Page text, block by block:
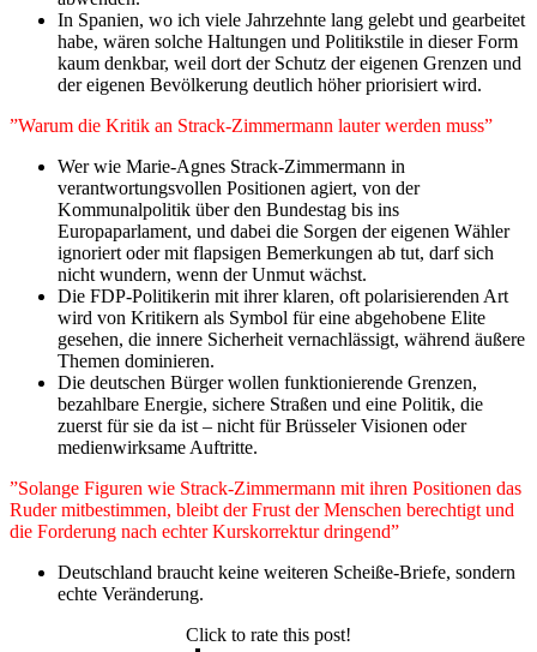
In Spanien, wo ich viele Jahrzehnte lang gelebt und gearbeitet
habe, wären solche Haltungen und Politikstile in dieser Form
kaum denkbar, weil dort der Schutz der eigenen Grenzen und
der eigenen Bevölkerung deutlich höher priorisiert wird.
”Warum die Kritik an Strack-Zimmermann lauter werden muss”
Wer wie Marie-Agnes Strack-Zimmermann in
verantwortungsvollen Positionen agiert, von der
Kommunalpolitik über den Bundestag bis ins
Europaparlament, und dabei die Sorgen der eigenen Wähler
ignoriert oder mit flapsigen Bemerkungen ab tut, darf sich
nicht wundern, wenn der Unmut wächst.
Die FDP-Politikerin mit ihrer klaren, oft polarisierenden Art
wird von Kritikern als Symbol für eine abgehobene Elite
gesehen, die innere Sicherheit vernachlässigt, während äußere
Themen dominieren.
Die deutschen Bürger wollen funktionierende Grenzen,
bezahlbare Energie, sichere Straßen und eine Politik, die
zuerst für sie da ist – nicht für Brüsseler Visionen oder
medienwirksame Auftritte.
”Solange Figuren wie Strack-Zimmermann mit ihren Positionen das
Ruder mitbestimmen, bleibt der Frust der Menschen berechtigt und
die Forderung nach echter Kurskorrektur dringend”
Deutschland braucht keine weiteren Scheiße-Briefe, sondern
echte Veränderung.
Click to rate this post!